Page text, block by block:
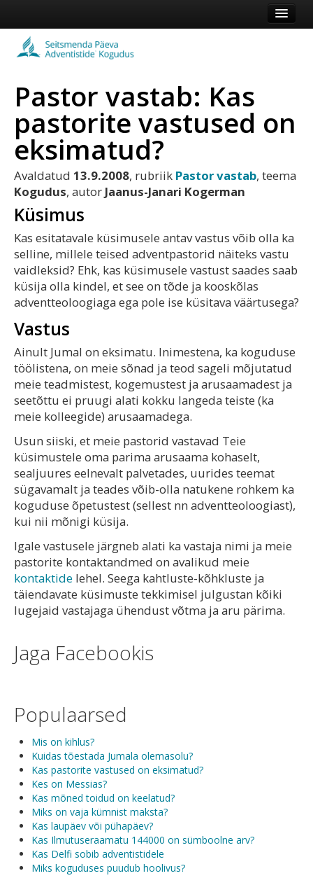
Koduleht
Vaata veel
Pastor vastab: Kas
pastorite vastused on
eksimatud?
Avaldatud 13.9.2008, rubriik Pastor vastab, teema
Kogudus, autor Jaanus-Janari Kogerman
Küsimus
Kas esitatavale küsimusele antav vastus võib olla ka
selline, millele teised adventpastorid näiteks vastu
vaidleksid? Ehk, kas küsimusele vastust saades saab
küsija olla kindel, et see on tõde ja kooskõlas
adventteoloogiaga ega pole ise küsitava väärtusega?
Vastus
Ainult Jumal on eksimatu. Inimestena, ka koguduse
töölistena, on meie sõnad ja teod sageli mõjutatud
meie teadmistest, kogemustest ja arusaamadest ja
seetõttu ei pruugi alati kokku langeda teiste (ka
meie kolleegide) arusaamadega.
Usun siiski, et meie pastorid vastavad Teie
küsimustele oma parima arusaama kohaselt,
sealjuures eelnevalt palvetades, uurides teemat
sügavamalt ja teades võib-olla natukene rohkem ka
koguduse õpetustest (sellest nn adventteoloogiast),
kui nii mõnigi küsija.
Igale vastusele järgneb alati ka vastaja nimi ja meie
pastorite kontaktandmed on avalikud meie
kontaktide lehel. Seega kahtluste-kõhkluste ja
täiendavate küsimuste tekkimisel julgustan kõiki
lugejaid vastajaga ühendust võtma ja aru pärima.
Jaga Facebookis
Populaarsed
Mis on kihlus?
Kuidas tõestada Jumala olemasolu?
Kas pastorite vastused on eksimatud?
Kes on Messias?
Kas mõned toidud on keelatud?
Miks on vaja kümnist maksta?
Kas laupäev või pühapäev?
Kas Ilmutuseraamatu 144000 on sümboolne arv?
Kas Delfi sobib adventistidele
Miks koguduses puudub hoolivus?